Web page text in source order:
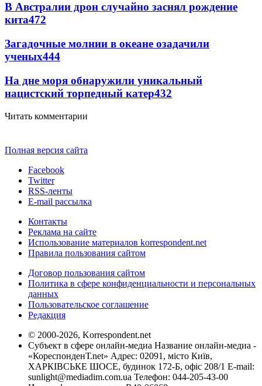
В Австралии дрон случайно заснял рождение
кита472
Загадочные молнии в океане озадачили
ученых444
На дне моря обнаружили уникальный
нацистский торпедный катер432
Читать комментарии
Полная версия сайта
Facebook
Twitter
RSS-ленты
E-mail рассылка
Контакты
Реклама на сайте
Использование материалов korrespondent.net
Правила пользования сайтом
Договор пользования сайтом
Политика в сфере конфиденциальности и персональных
данных
Пользовательское соглашение
Редакция
© 2000-2026, Korrespondent.net
Субъект в сфере онлайн-медиа Название онлайн-медиа -
«КореспонденТ.net» Адрес: 02091, місто Київ,
ХАРКІВСЬКЕ ШОСЕ, будинок 172-Б, офіс 208/1 E-mail:
sunlight@mediadim.com.ua Телефон: 044-205-43-00